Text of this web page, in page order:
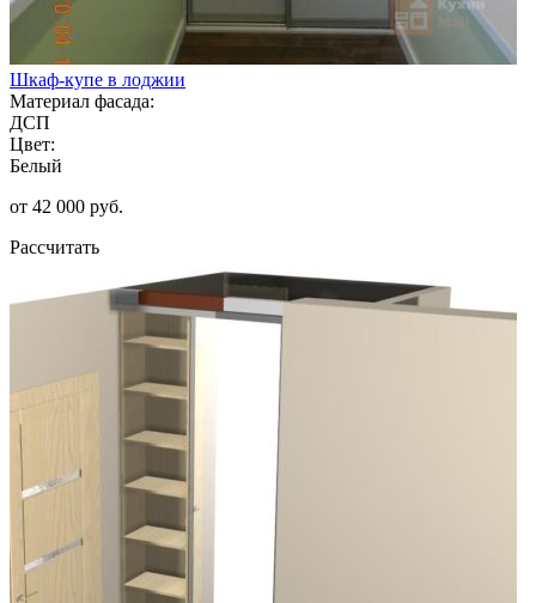
Шкаф-купе в лоджии
Материал фасада:
ДСП
Цвет:
Белый
от 42 000 руб.
Рассчитать